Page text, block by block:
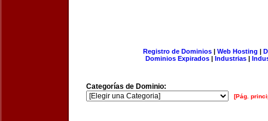
Registro de Dominios| Web Hosting |
Dominios Expirados | Industrias |
Categorías de Dominio:
[Pág.